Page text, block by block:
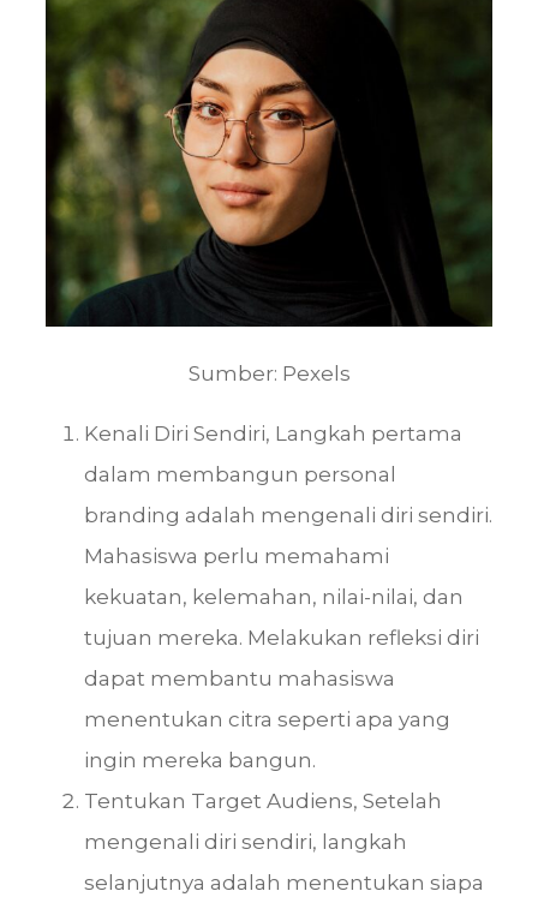
Sumber: Pexels
Kenali Diri Sendiri, Langkah pertama
dalam membangun personal
branding adalah mengenali diri sendiri.
Mahasiswa perlu memahami
kekuatan, kelemahan, nilai-nilai, dan
tujuan mereka. Melakukan refleksi diri
dapat membantu mahasiswa
menentukan citra seperti apa yang
ingin mereka bangun.
Tentukan Target Audiens, Setelah
mengenali diri sendiri, langkah
selanjutnya adalah menentukan siapa